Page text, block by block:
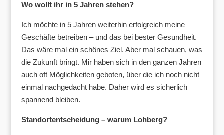
Wo wollt ihr in 5 Jahren stehen?
Ich möchte in 5 Jahren weiterhin erfolgreich meine
Geschäfte betreiben – und das bei bester Gesundheit.
Das wäre mal ein schönes Ziel. Aber mal schauen, was
die Zukunft bringt. Mir haben sich in den ganzen Jahren
auch oft Möglichkeiten geboten, über die ich noch nicht
einmal nachgedacht habe. Daher wird es sicherlich
spannend bleiben.
Standortentscheidung – warum Lohberg?